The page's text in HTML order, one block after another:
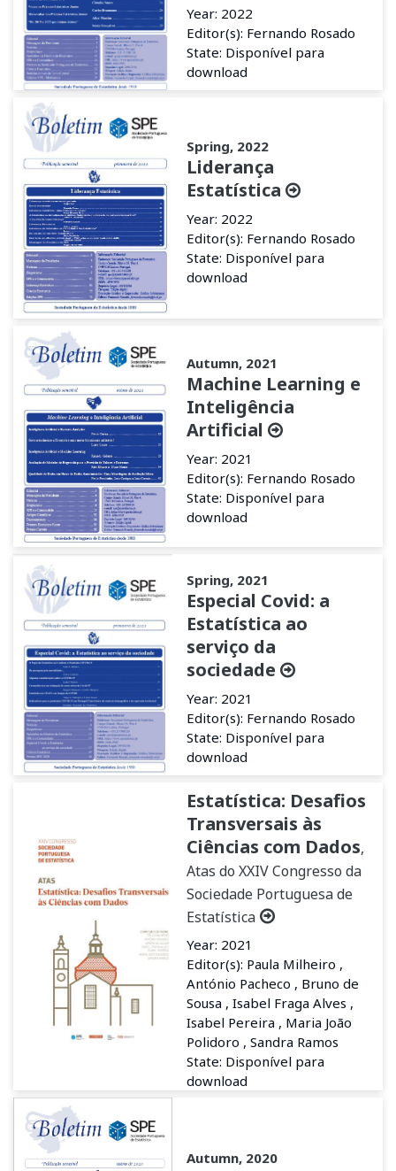
Year: 2022
Editor(s): Fernando Rosado
State: Disponível para
download
Spring, 2022
Liderança
Estatística
Year: 2022
Editor(s): Fernando Rosado
State: Disponível para
download
Autumn, 2021
Machine Learning e
Inteligência
Artificial
Year: 2021
Editor(s): Fernando Rosado
State: Disponível para
download
Spring, 2021
Especial Covid: a
Estatística ao
serviço da
sociedade
Year: 2021
Editor(s): Fernando Rosado
State: Disponível para
download
Estatística: Desafios
Transversais às
Ciências com Dados,
Atas do XXIV Congresso da
Sociedade Portuguesa de
Estatística
Year: 2021
Editor(s): Paula Milheiro ,
António Pacheco , Bruno de
Sousa , Isabel Fraga Alves ,
Isabel Pereira , Maria João
Polidoro , Sandra Ramos
State: Disponível para
download
Autumn, 2020